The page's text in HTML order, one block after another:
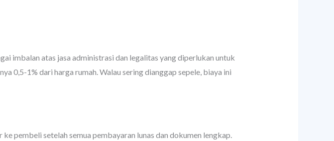
imbalan atas jasa administrasi dan legalitas yang diperlukan untuk
0,5-1% dari harga rumah. Walau sering dianggap sepele, biaya ini
pembeli setelah semua pembayaran lunas dan dokumen lengkap.